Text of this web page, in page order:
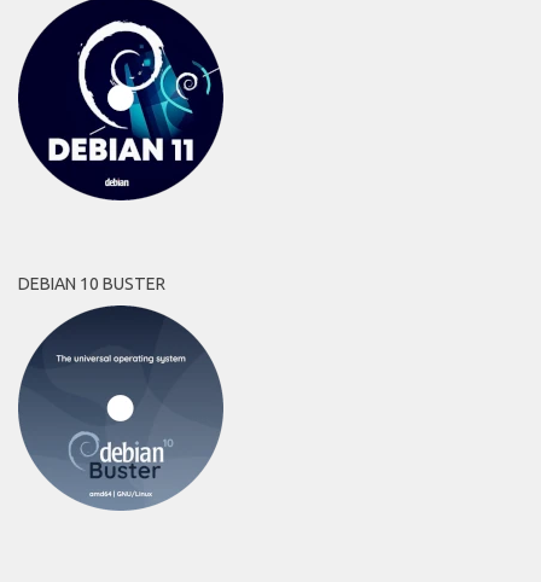
DEBIAN 10 BUSTER